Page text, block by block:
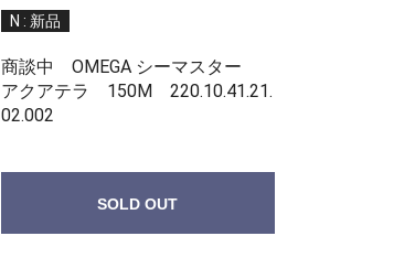
N : 新品
商談中 OMEGA シーマスター
アクアテラ 150M 220.10.41.21.
02.002
SOLD OUT